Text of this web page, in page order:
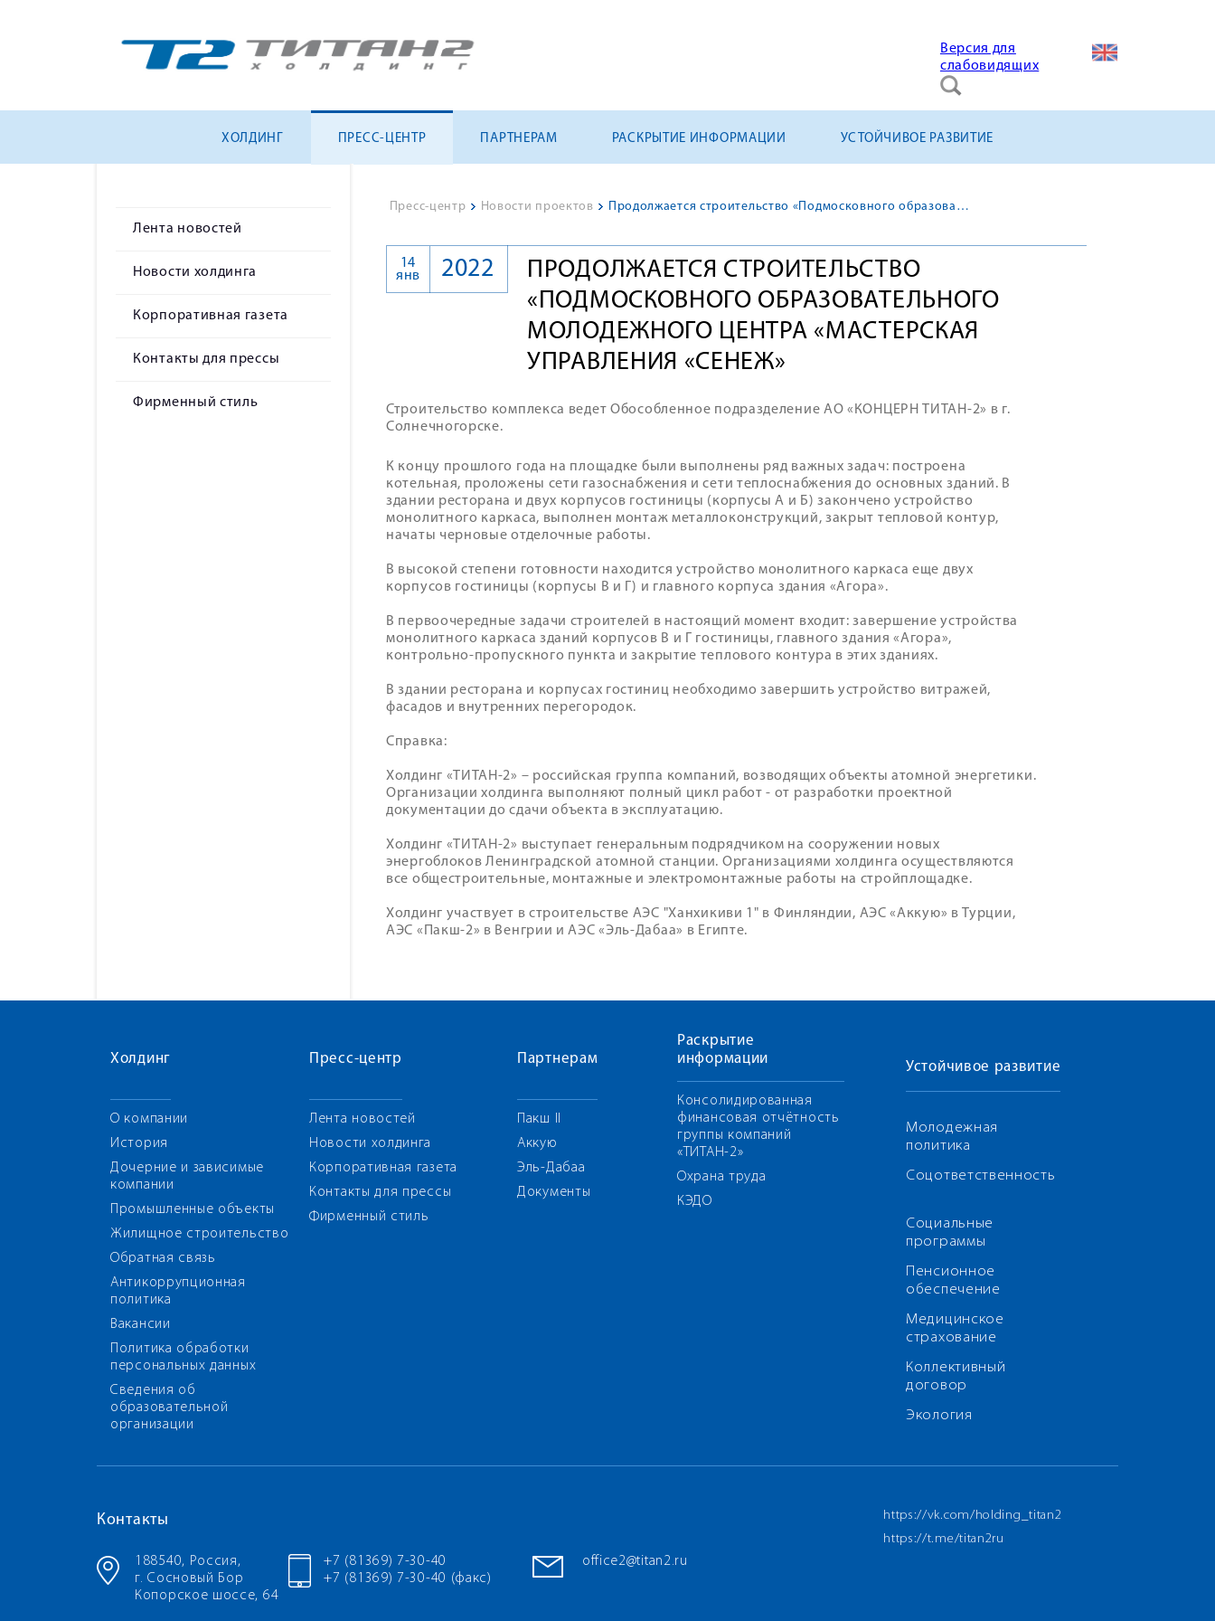
Версия для
слабовидящих
ХОЛДИНГ ПРЕСС-ЦЕНТР ПАРТНЕРАМ РАСКРЫТИЕ ИНФОРМАЦИИ УСТОЙЧИВОЕ РАЗВИТИЕ
Лента новостей
Новости холдинга
Корпоративная газета
Контакты для прессы
Фирменный стиль
Пресс-центр > Новости проектов > Продолжается строительство «Подмосковного образовательного молодежного центра «Мастерская управления «Сенеж»
ПРОДОЛЖАЕТСЯ СТРОИТЕЛЬСТВО
«ПОДМОСКОВНОГО ОБРАЗОВАТЕЛЬНОГО
МОЛОДЕЖНОГО ЦЕНТРА «МАСТЕРСКАЯ
УПРАВЛЕНИЯ «СЕНЕЖ»
14
янв
2022
Строительство комплекса ведет Обособленное подразделение АО «КОНЦЕРН ТИТАН-2» в г.
Солнечногорске.
К концу прошлого года на площадке были выполнены ряд важных задач: построена
котельная, проложены сети газоснабжения и сети теплоснабжения до основных зданий. В
здании ресторана и двух корпусов гостиницы (корпусы А и Б) закончено устройство
монолитного каркаса, выполнен монтаж металлоконструкций, закрыт тепловой контур,
начаты черновые отделочные работы.
В высокой степени готовности находится устройство монолитного каркаса еще двух
корпусов гостиницы (корпусы В и Г) и главного корпуса здания «Агора».
В первоочередные задачи строителей в настоящий момент входит: завершение устройства
монолитного каркаса зданий корпусов В и Г гостиницы, главного здания «Агора»,
контрольно-пропускного пункта и закрытие теплового контура в этих зданиях.
В здании ресторана и корпусах гостиниц необходимо завершить устройство витражей,
фасадов и внутренних перегородок.
Справка:
Холдинг «ТИТАН-2» – российская группа компаний, возводящих объекты атомной энергетики.
Организации холдинга выполняют полный цикл работ - от разработки проектной
документации до сдачи объекта в эксплуатацию.
Холдинг «ТИТАН-2» выступает генеральным подрядчиком на сооружении новых
энергоблоков Ленинградской атомной станции. Организациями холдинга осуществляются
все общестроительные, монтажные и электромонтажные работы на стройплощадке.
Холдинг участвует в строительстве АЭС "Ханхикиви 1" в Финляндии, АЭС «Аккую» в Турции,
АЭС «Пакш-2» в Венгрии и АЭС «Эль-Дабаа» в Египте.
Холдинг
О компании
История
Дочерние и зависимые
компании
Промышленные объекты
Жилищное строительство
Обратная связь
Антикоррупционная
политика
Вакансии
Политика обработки
персональных данных
Сведения об
образовательной
организации
Пресс-центр
Лента новостей
Новости холдинга
Корпоративная газета
Контакты для прессы
Фирменный стиль
Партнерам
Пакш II
Аккую
Эль-Дабаа
Документы
Раскрытие
информации
Консолидированная
финансовая отчётность
группы компаний
«ТИТАН-2»
Охрана труда
КЭДО
Устойчивое развитие
Молодежная
политика
Соцответственность
Социальные
программы
Пенсионное
обеспечение
Медицинское
страхование
Коллективный
договор
Экология
Контакты
188540, Россия,
г. Сосновый Бор
Копорское шоссе, 64
+7 (81369) 7-30-40
+7 (81369) 7-30-40 (факс)
office2@titan2.ru
https://vk.com/holding_titan2
https://t.me/titan2ru